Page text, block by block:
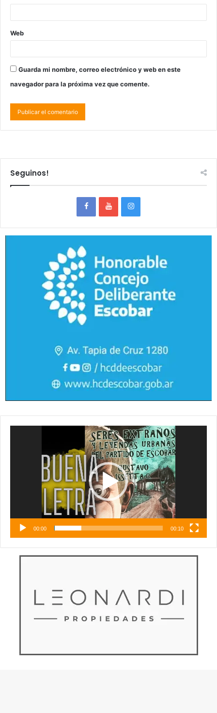
Web
Guarda mi nombre, correo electrónico y web en este
navegador para la próxima vez que comente.
Seguinos!
00:00 00:10